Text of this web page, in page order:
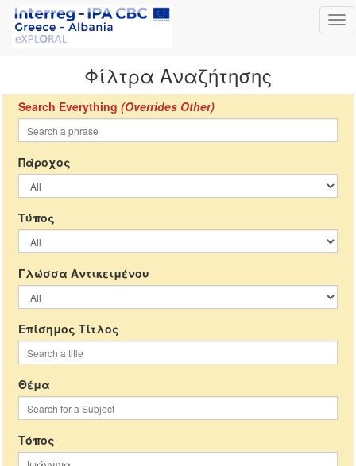
Φίλτρα Αναζήτησης
Search Everything (Overrides Other)
Πάροχος
Τύπος
Γλώσσα Αντικειμένου
Επίσημος Τίτλος
Θέμα
Τόπος